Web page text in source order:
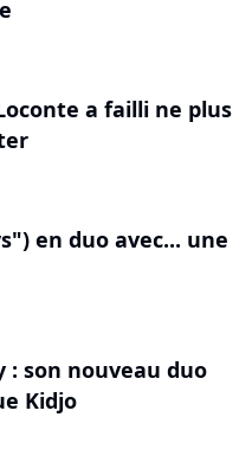
a failli ne plus
en duo avec... une
: son nouveau duo
Kidjo